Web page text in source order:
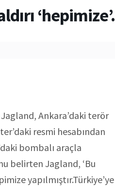
‘hepimize’.
Ankara’daki terör
resmi hesabından
bombalı araçla
belirten Jagland, ‘Bu
yapılmıştır.Türkiye’ye